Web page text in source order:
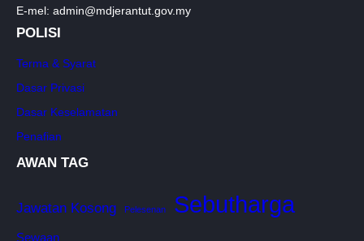
E-mel: admin@mdjerantut.gov.my
POLISI
Terma & Syarat
Dasar Privasi
Dasar Keselamatan
Penafian
AWAN TAG
Jawatan Kosong Pelesenan Sebutharga
Sewaan